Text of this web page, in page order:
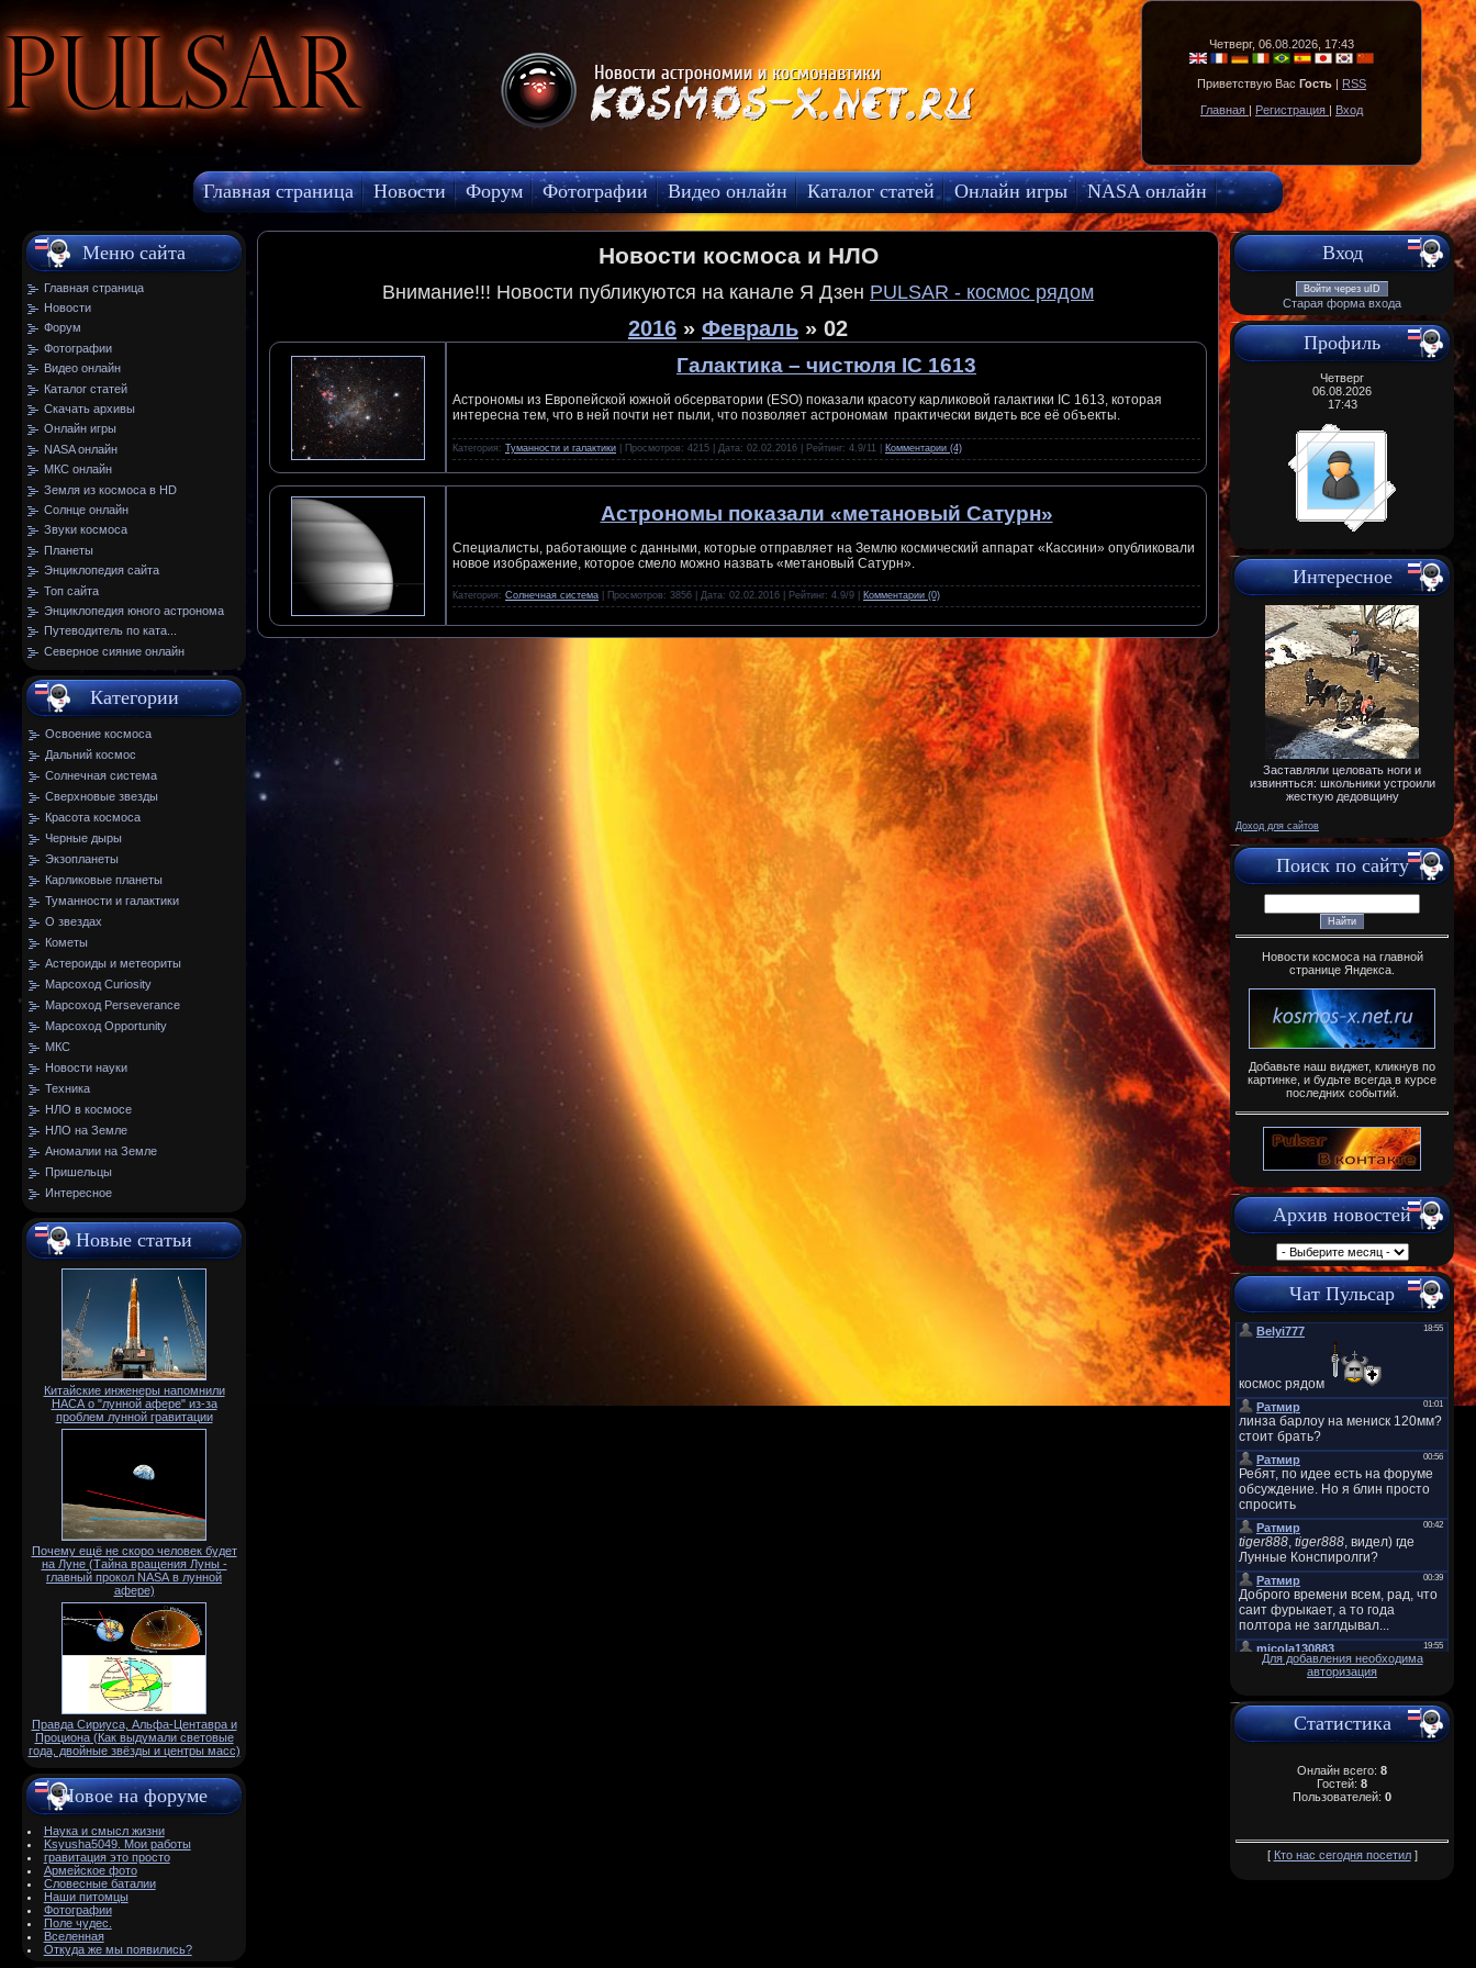
Pulsar Четверг, 06.08.2026, 17:43
Приветствую Вас Гость | RSS
Главная | Регистрация | Вход
Главная страница Новости Форум Фотографии Видео онлайн Каталог статей Онлайн игры
NASA онлайн
МКС онлайн
Меню сайта
Главная страница
Новости
Форум
Фотографии
Видео онлайн
Каталог статей
Скачать архивы
Онлайн игры
NASA онлайн
МКС онлайн
Земля из космоса в HD
Солнце онлайн
Звуки космоса
Планеты
Энциклопедия сайта
Топ сайта
Энциклопедия юного астронома
Путеводитель по ката...
Северное сияние онлайн
Категории
Освоение космоса
Дальний космос
Солнечная система
Сверхновые звезды
Красота космоса
Черные дыры
Экзопланеты
Карликовые планеты
Туманности и галактики
О звездах
Кометы
Астероиды и метеориты
Марсоход Curiosity
Марсоход Perseverance
Марсоход Opportunity
МКС
Новости науки
Техника
НЛО в космосе
НЛО на Земле
Аномалии на Земле
Пришельцы
Интересное
Новые статьи
Китайские инженеры напомнили
НАСА о "лунной афере" из-за
проблем лунной гравитации
Почему ещё не скоро человек будет
на Луне (Тайна вращения Луны -
главный прокол NАSА в лунной
афере)
Правда Сириуса, Альфа-Центавра и
Проциона (Как выдумали световые
года, двойные звёзды и центры масс)
Новое на форуме
Наука и смысл жизни
Ksyusha5049. Мои работы
гравитация это просто
Армейское фото
Словесные баталии
Наши питомцы
Фотографии
Поле чудес.
Вселенная
Откуда же мы появились?
Новости космоса и НЛО
Внимание!!! Новости публикуются на канале Я Дзен PULSAR - космос рядом
2016 » Февраль » 02
Галактика – чистюля IC 1613
Астрономы из Европейской южной обсерватории (ESO) показали красоту карликовой галактики IC 1613, которая
интересна тем, что в ней почти нет пыли, что позволяет астрономам практически видеть все её объекты.
Категория: Туманности и галактики | Просмотров: 4215 | Дата: 02.02.2016 | Рейтинг: 4.9/11 | Комментарии (4)
Астрономы показали «метановый Сатурн»
Специалисты, работающие с данными, которые отправляет на Землю космический аппарат «Кассини» опубликовали
новое изображение, которое смело можно назвать «метановый Сатурн».
Категория: Солнечная система | Просмотров: 3856 | Дата: 02.02.2016 | Рейтинг: 4.9/9 | Комментарии (0)
Вход
Войти через uID
Старая форма входа
Профиль
Четверг
06.08.2026
17:43
Интересное
Заставляли целовать ноги и
извиняться: школьники устроили
жесткую дедовщину
Доход для сайтов
Поиск по сайту
Новости космоса на главной
странице Яндекса.
Добавьте наш виджет, кликнув по
картинке, и будьте всегда в курсе
последних событий.
Архив новостей
Чат Пульсар
Для добавления необходима
авторизация
Статистика
Онлайн всего: 8
Гостей: 8
Пользователей: 0
[ Кто нас сегодня посетил]